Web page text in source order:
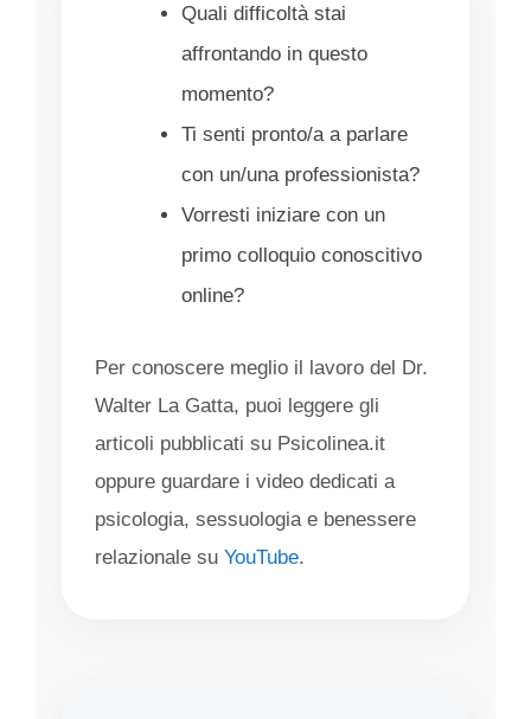
Quali difficoltà stai
affrontando in questo
momento?
Ti senti pronto/a a parlare
con un/una professionista?
Vorresti iniziare con un
primo colloquio conoscitivo
online?
Per conoscere meglio il lavoro del Dr.
Walter La Gatta, puoi leggere gli
articoli pubblicati su Psicolinea.it
oppure guardare i video dedicati a
psicologia, sessuologia e benessere
relazionale su YouTube.